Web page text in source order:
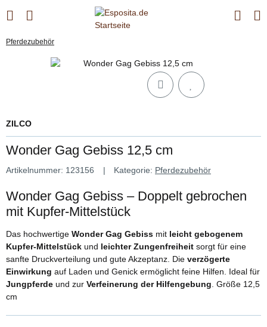
Pferdezubehör
ZILCO
Wonder Gag Gebiss 12,5 cm
Artikelnummer: 123156 Kategorie: Pferdezubehör
Wonder Gag Gebiss – Doppelt gebrochen
mit Kupfer-Mittelstück
Das hochwertige Wonder Gag Gebiss mit leicht gebogenem
Kupfer-Mittelstück und leichter Zungenfreiheit sorgt für eine
sanfte Druckverteilung und gute Akzeptanz. Die verzögerte
Einwirkung auf Laden und Genick ermöglicht feine Hilfen. Ideal für
Jungpferde und zur Verfeinerung der Hilfengebung . Größe 12,5
cm